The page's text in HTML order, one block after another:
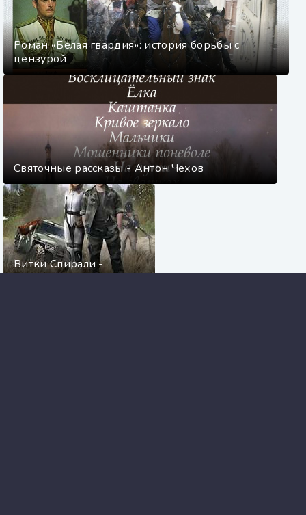
Роман «Белая гвардия»: история борьбы с
цензурой
Святочные рассказы - Антон Чехов
Витки Спирали -
Виктор Моключенко